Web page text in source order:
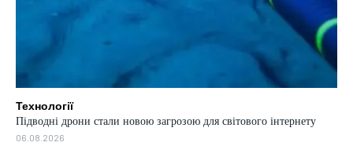
Технології
Підводні дрони стали новою загрозою для світового інтернету
06.08.2026